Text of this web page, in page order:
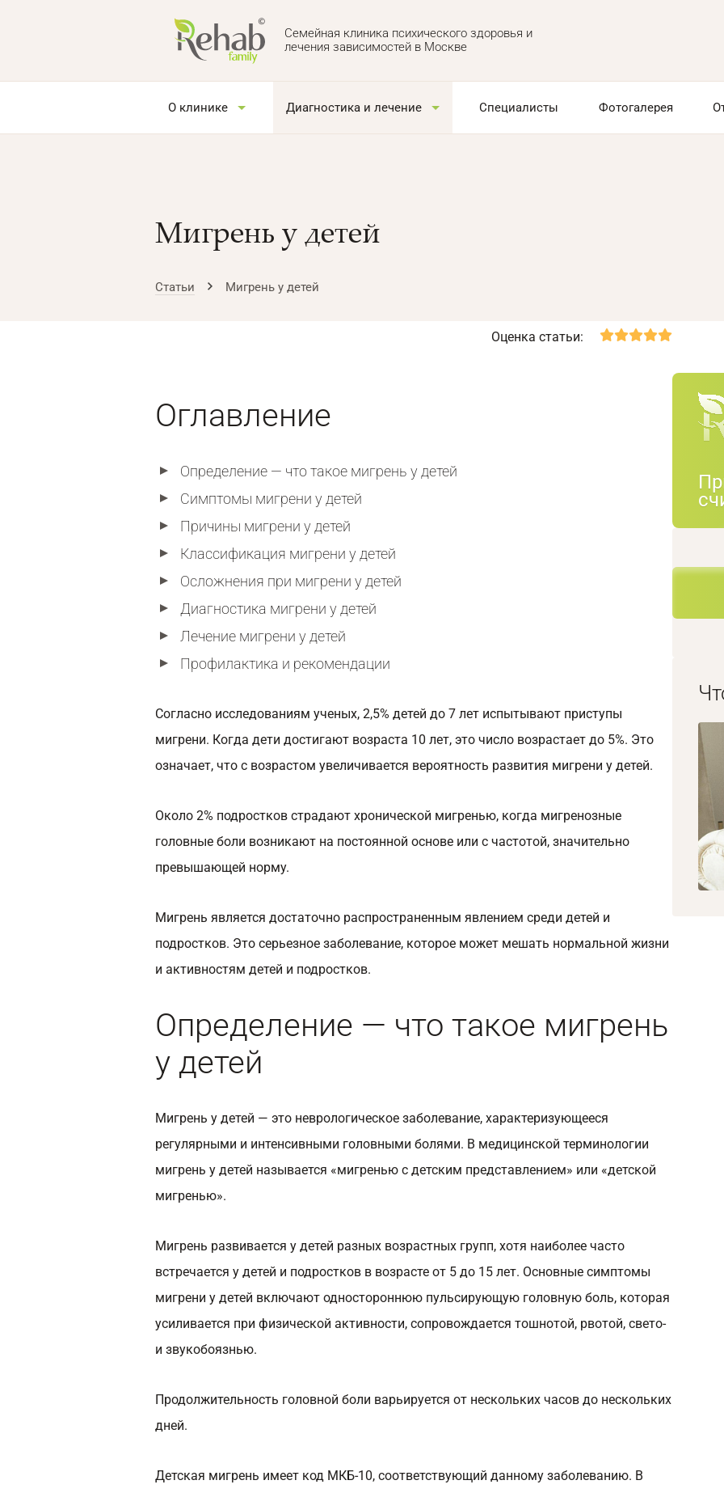
Семейная клиника психического здоровья и
лечения зависимостей в Москве
О клинике Диагностика и лечение Специалисты Фотогалерея
Мигрень у детей
Статьи Мигрень у детей
Оценка статьи:
Оглавление
Определение — что такое мигрень у детей
Симптомы мигрени у детей
Причины мигрени у детей
Классификация мигрени у детей
Осложнения при мигрени у детей
Диагностика мигрени у детей
Лечение мигрени у детей
Профилактика и рекомендации
Согласно исследованиям ученых, 2,5% детей до 7 лет испытывают приступы
мигрени. Когда дети достигают возраста 10 лет, это число возрастает до 5%. Это
означает, что с возрастом увеличивается вероятность развития мигрени у детей.
Около 2% подростков страдают хронической мигренью, когда мигренозные
головные боли возникают на постоянной основе или с частотой, значительно
превышающей норму.
Мигрень является достаточно распространенным явлением среди детей и
подростков. Это серьезное заболевание, которое может мешать нормальной жизни
и активностям детей и подростков.
Определение — что такое мигрень
у детей
Мигрень у детей — это неврологическое заболевание, характеризующееся
регулярными и интенсивными головными болями. В медицинской терминологии
мигрень у детей называется «мигренью с детским представлением» или «детской
мигренью».
Мигрень развивается у детей разных возрастных групп, хотя наиболее часто
встречается у детей и подростков в возрасте от 5 до 15 лет. Основные симптомы
мигрени у детей включают одностороннюю пульсирующую головную боль, которая
усиливается при физической активности, сопровождается тошнотой, рвотой, свето-
и звукобоязнью.
Продолжительность головной боли варьируется от нескольких часов до нескольких
дней.
Детская мигрень имеет код МКБ-10, соответствующий данному заболеванию. В